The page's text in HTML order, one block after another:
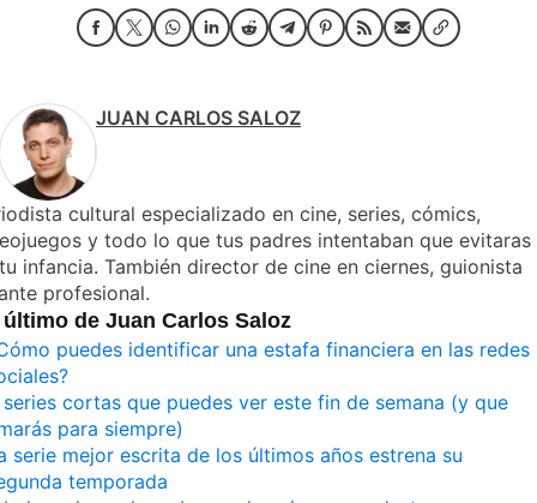
JUAN CARLOS SALOZ
cultural especializado en cine, series, cómics,
y todo lo que tus padres intentaban que evitaras
infancia. También director de cine en ciernes, guionista
profesional.
de Juan Carlos Saloz
puedes identificar una estafa financiera en las redes
cortas que puedes ver este fin de semana (y que
para siempre)
serie mejor escrita de los últimos años estrena su
temporada